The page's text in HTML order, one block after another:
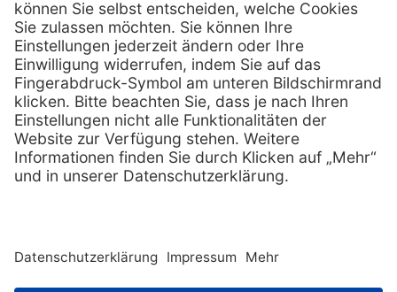
Serviceversprechen
Sprechstundenbedarf
Retoure anmelden
FAQs
Kontakt
Lob & Kritik
Zertifikat Rechtliches
AGB
Impressum
Datenschutz